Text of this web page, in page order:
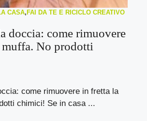
CASA, FAI DA TE E RICICLO CREATIVO
doccia: come rimuovere
No prodotti
come rimuovere in fretta la
chimici! Se in casa ...